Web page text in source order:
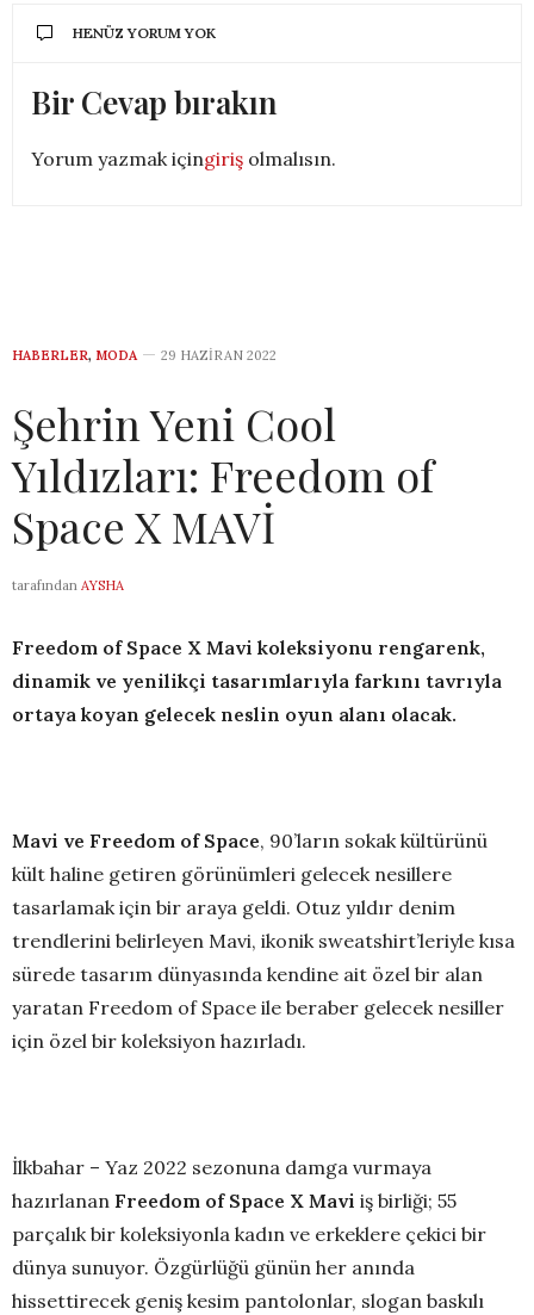
HENÜZ YORUM YOK
Bir Cevap bırakın
Yorum yazmak içingiriş olmalısın.
HABERLER, MODA 29 HAZIRAN 2022
Şehrin Yeni Cool
Yıldızları: Freedom of
Space X MAVİ
tarafından AYSHA
Freedom of Space X Mavi koleksiyonu rengarenk,
dinamik ve yenilikçi tasarımlarıyla farkını tavrıyla
ortaya koyan gelecek neslin oyun alanı olacak.
Mavi ve Freedom of Space, 90’ların sokak kültürünü
kült haline getiren görünümleri gelecek nesillere
tasarlamak için bir araya geldi. Otuz yıldır denim
trendlerini belirleyen Mavi, ikonik sweatshirt’leriyle kısa
sürede tasarım dünyasında kendine ait özel bir alan
yaratan Freedom of Space ile beraber gelecek nesiller
için özel bir koleksiyon hazırladı.
İlkbahar – Yaz 2022 sezonuna damga vurmaya
hazırlanan Freedom of Space X Mavi iş birliği; 55
parçalık bir koleksiyonla kadın ve erkeklere çekici bir
dünya sunuyor. Özgürlüğü günün her anında
hissettirecek geniş kesim pantolonlar, slogan baskılı